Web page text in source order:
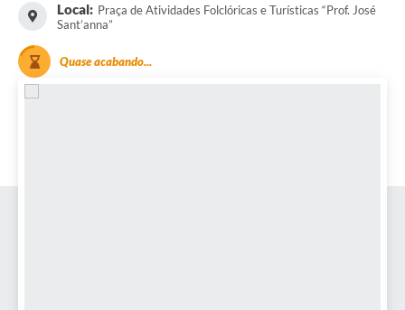
Local: Praça de Atividades Folclóricas e Turísticas “Prof. José
Sant’anna”
Quase acabando...